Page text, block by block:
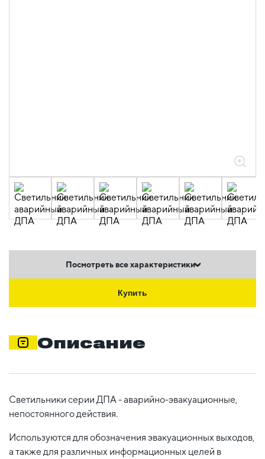
Посмотреть все характеристики
Купить
Описание
Светильники серии ДПА - аварийно-эвакуационные,
непостоянного действия.
Используются для обозначения эвакуационных выходов,
а также для различных информационных целей в